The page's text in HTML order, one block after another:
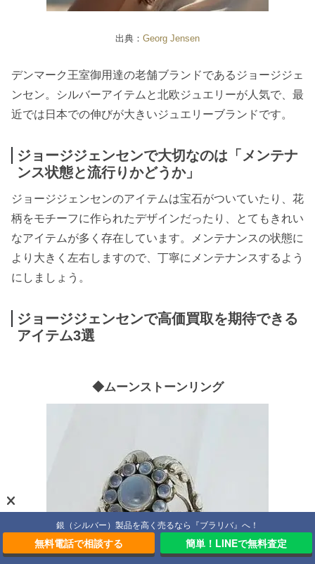
出典： Georg Jensen
デンマーク王室御用達の老舗ブランドであるジョージジェ
ンセン。シルバーアイテムと北欧ジュエリーが人気で、最
近では日本での伸びが大きいジュエリーブランドです。
ジョージジェンセンで大切なのは「メンテナ
ンス状態と流行りかどうか」
ジョージジェンセンのアイテムは宝石がついていたり、花
柄をモチーフに作られたデザインだったり、とてもきれい
なアイテムが多く存在しています。メンテナンスの状態に
より大きく左右しますので、丁寧にメンテナンスするよう
にしましょう。
ジョージジェンセンで高価買取を期待できる
アイテム3選
◆ムーンストーンリング
銀（シルバー）製品を高く売るなら『ブラリバ』へ！
無料電話で相談する 簡単！LINEで無料査定